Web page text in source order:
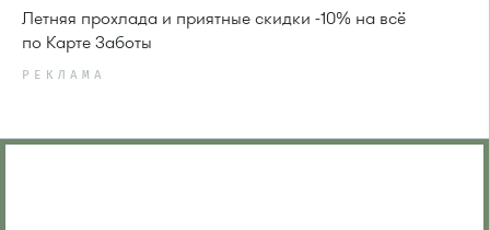
Летняя прохлада и приятные скидки -10% на всё
по Карте Заботы
РЕКЛАМА